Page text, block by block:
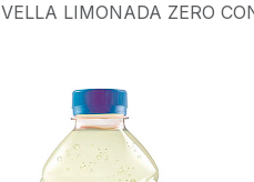
LIMONADA ZERO